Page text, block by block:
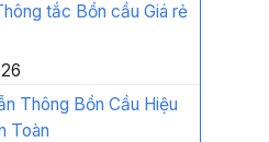
tắc Bồn cầu Giá rẻ
Thông Bồn Cầu Hiệu
Toàn